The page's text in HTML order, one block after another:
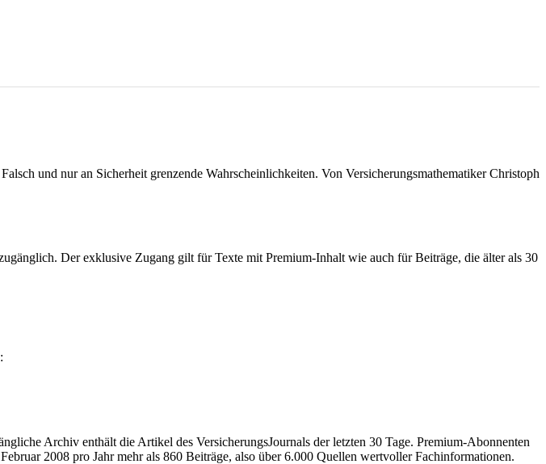
und nur an Sicherheit grenzende Wahrscheinlichkeiten. Von Versicherungsmathematiker Christoph
Der exklusive Zugang gilt für Texte mit Premium-Inhalt wie auch für Beiträge, die älter als 30
Archiv enthält die Artikel des VersicherungsJournals der letzten 30 Tage. Premium-Abonnenten
2008 pro Jahr mehr als 860 Beiträge, also über 6.000 Quellen wertvoller Fachinformationen.